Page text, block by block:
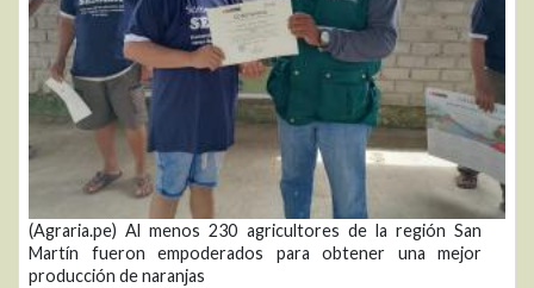
(Agraria.pe) Al menos 230 agricultores de la región San
Martín fueron empoderados para obtener una mejor
producción de naranjas